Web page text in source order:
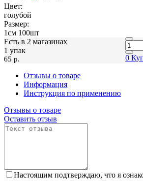
Цвет:
голубой
Размер:
1см 100шт
Есть в 2 магазинах
1 упак
65 p. 0
Отзывы о товаре
Информация
Инструкция по применению
Отзывы о товаре
Оставить отзыв
Настоящим подтверждаю, что я